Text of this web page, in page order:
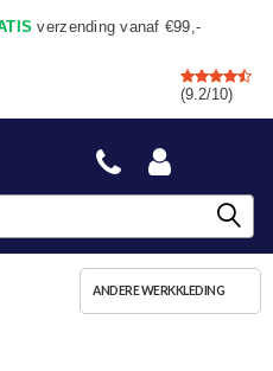
verzending vanaf €99,-
verzonden
échte winkel
(9.2/10)
ANDERE WERKKLEDING